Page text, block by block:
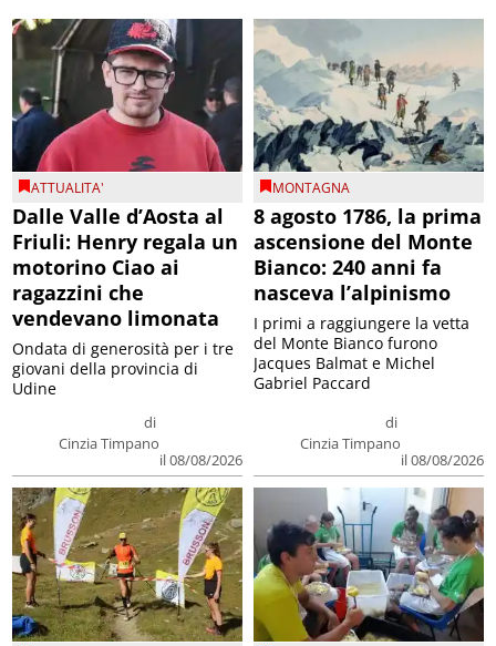
ATTUALITA'
Dalle Valle d’Aosta al
Friuli: Henry regala un
motorino Ciao ai
ragazzini che
vendevano limonata
di
Cinzia Timpano
il 08/08/2026
Ondata di generosità per i tre
giovani della provincia di
Udine
MONTAGNA
8 agosto 1786, la prima
ascensione del Monte
Bianco: 240 anni fa
nasceva l’alpinismo
di
Cinzia Timpano
il 08/08/2026
I primi a raggiungere la vetta
del Monte Bianco furono
Jacques Balmat e Michel
Gabriel Paccard